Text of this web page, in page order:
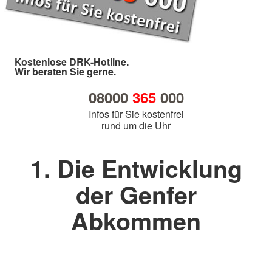
Kostenlose DRK-Hotline.
Wir beraten Sie gerne.
08000 365000
Infos für Sie kostenfrei
rund um die Uhr
1. Die Entwicklung
der Genfer
Abkommen